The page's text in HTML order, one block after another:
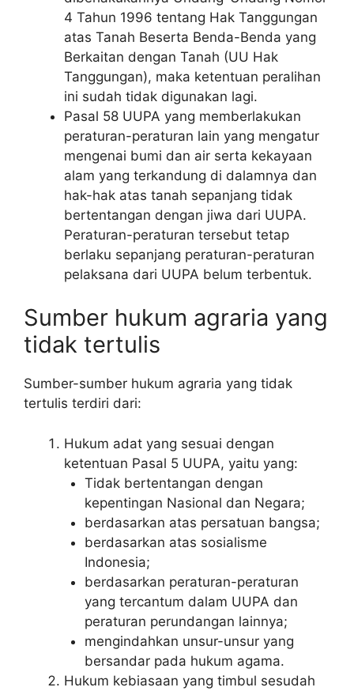
4 Tahun 1996 tentang Hak Tanggungan
atas Tanah Beserta Benda-Benda yang
Berkaitan dengan Tanah (UU Hak
Tanggungan), maka ketentuan peralihan
ini sudah tidak digunakan lagi.
Pasal 58 UUPA yang memberlakukan
peraturan-peraturan lain yang mengatur
mengenai bumi dan air serta kekayaan
alam yang terkandung di dalamnya dan
hak-hak atas tanah sepanjang tidak
bertentangan dengan jiwa dari UUPA.
Peraturan-peraturan tersebut tetap
berlaku sepanjang peraturan-peraturan
pelaksana dari UUPA belum terbentuk.
Sumber hukum agraria yang
tidak tertulis
Sumber-sumber hukum agraria yang tidak
tertulis terdiri dari:
Hukum adat yang sesuai dengan
ketentuan Pasal 5 UUPA, yaitu yang:
Tidak bertentangan dengan
kepentingan Nasional dan Negara;
berdasarkan atas persatuan bangsa;
berdasarkan atas sosialisme
Indonesia;
berdasarkan peraturan-peraturan
yang tercantum dalam UUPA dan
peraturan perundangan lainnya;
mengindahkan unsur-unsur yang
bersandar pada hukum agama.
Hukum kebiasaan yang timbul sesudah